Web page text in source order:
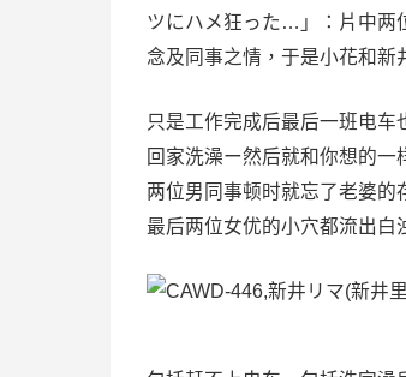
ツにハメ狂った…」：片中两
念及同事之情，于是小花和新
只是工作完成后最后一班电
回家洗澡ー然后就和你想的
两位男同事顿时就忘了老婆的
最后两位女优的小穴都流出